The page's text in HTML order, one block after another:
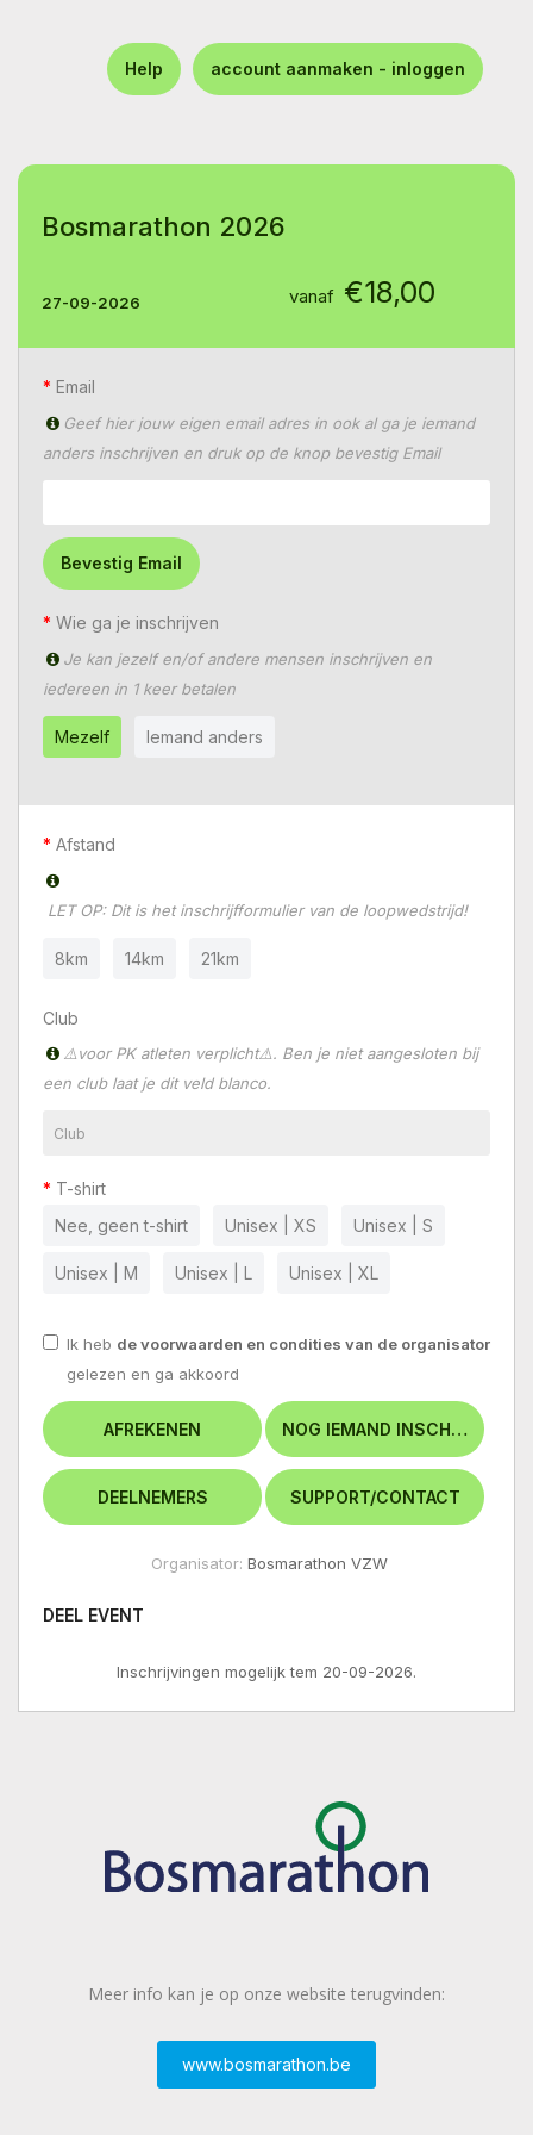
Help account aanmaken - inloggen
Bosmarathon 2026
27-09-2026 vanaf €18,00
Email
Geef hier jouw eigen email adres in ook al ga je iemand
anders inschrijven en druk op de knop bevestig Email
Bevestig Email
Wie ga je inschrijven
Je kan jezelf en/of andere mensen inschrijven en
iedereen in 1 keer betalen
Mezelf Iemand anders
Afstand
LET OP: Dit is het inschrijfformulier van de loopwedstrijd!
8km 14km 21km
Club
⚠️voor PK atleten verplicht⚠️. Ben je niet aangesloten bij
een club laat je dit veld blanco.
T-shirt
Nee, geen t-shirt
Unisex | XS Unisex | S
Unisex | M Unisex | L Unisex | XL
Ik heb de voorwaarden en condities van de organisator
gelezen en ga akkoord
Organisator: Bosmarathon VZW
DEEL EVENT
Inschrijvingen mogelijk tem 20-09-2026.
Meer info kan je op onze website terugvinden:
www.bosmarathon.be